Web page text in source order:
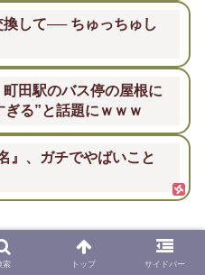
して── ちゅっちゅし
田駅のバス停の屋根に
る”と話題にｗｗｗ
』、ガチでやばいこと
索 トップ サイドバー